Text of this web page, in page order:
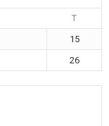
T
15
26